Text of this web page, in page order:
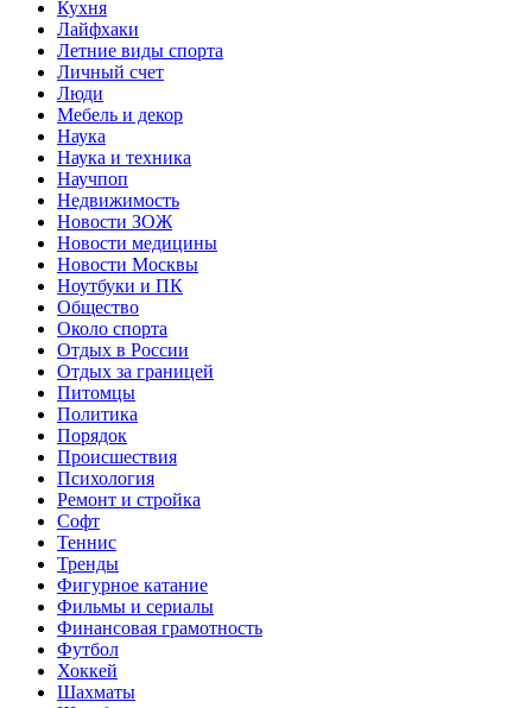
Кухня
Лайфхаки
Летние виды спорта
Личный счет
Люди
Мебель и декор
Наука
Наука и техника
Научпоп
Недвижимость
Новости ЗОЖ
Новости медицины
Новости Москвы
Ноутбуки и ПК
Общество
Около спорта
Отдых в России
Отдых за границей
Питомцы
Политика
Порядок
Происшествия
Психология
Ремонт и стройка
Софт
Теннис
Тренды
Фигурное катание
Фильмы и сериалы
Финансовая грамотность
Футбол
Хоккей
Шахматы